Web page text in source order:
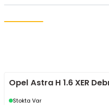
Opel Astra H 1.6 XER
Stokta Var